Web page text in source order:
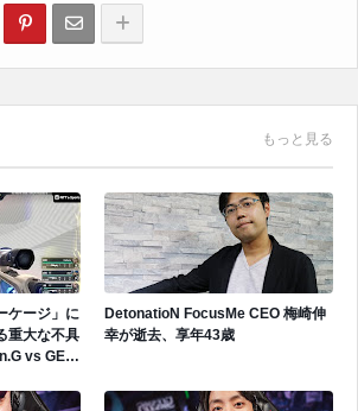
もっと見る
ケージ」に
重大な不具
vs GEで
DetonatioN FocusMe CEO 梅崎伸
幸が逝去、享年43歳